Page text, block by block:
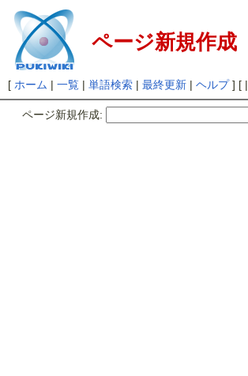
ページ新規作成
[ ホーム | 一覧| 単語検索| 最終更新| ヘルプ] [ |
ページ新規作成: